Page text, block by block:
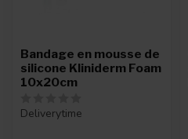
Bandage en mousse de
silicone Kliniderm Foam
10x20cm
Deliverytime